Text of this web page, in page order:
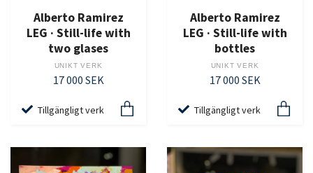
Alberto Ramirez
LEG · Still-life with
two glases
UNIKT VERK
17 000 SEK
Tillgängligt verk
Alberto Ramirez
LEG · Still-life with
bottles
UNIKT VERK
17 000 SEK
Tillgängligt verk